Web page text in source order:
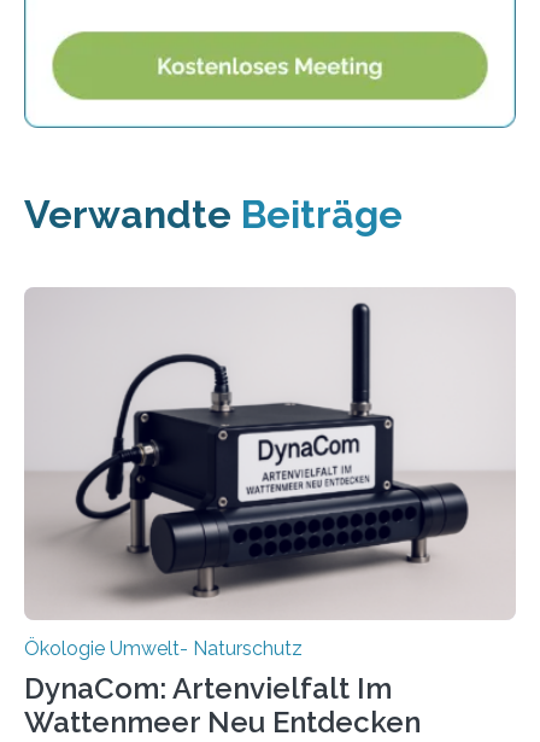
Verwandte Beiträge
Ökologie Umwelt- Naturschutz
DynaCom: Artenvielfalt Im
Wattenmeer Neu Entdecken